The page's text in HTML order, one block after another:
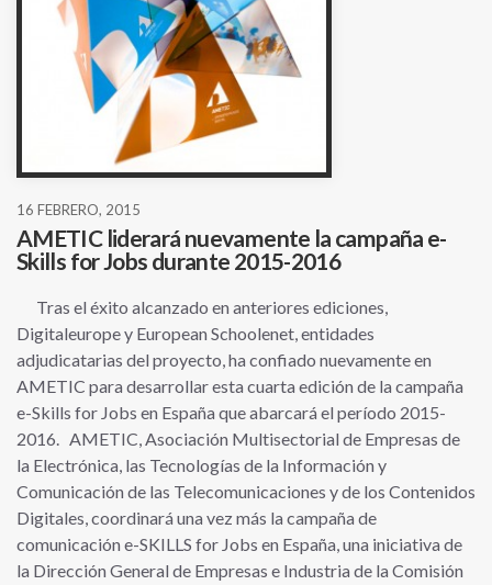
16 FEBRERO, 2015
AMETIC liderará nuevamente la campaña e-
Skills for Jobs durante 2015-2016
Tras el éxito alcanzado en anteriores ediciones,
Digitaleurope y European Schoolenet, entidades
adjudicatarias del proyecto, ha confiado nuevamente en
AMETIC para desarrollar esta cuarta edición de la campaña
e-Skills for Jobs en España que abarcará el período 2015-
2016. AMETIC, Asociación Multisectorial de Empresas de
la Electrónica, las Tecnologías de la Información y
Comunicación de las Telecomunicaciones y de los Contenidos
Digitales, coordinará una vez más la campaña de
comunicación e-SKILLS for Jobs en España, una iniciativa de
la Dirección General de Empresas e Industria de la Comisión